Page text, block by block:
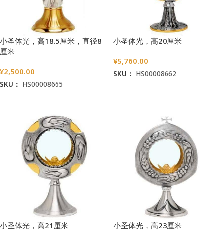
小圣体光，高18.5厘米，直径8
厘米
¥2,500.00
SKU： HS00008665
小圣体光，高20厘米
¥5,760.00
SKU： HS00008662
小圣体光，高21厘米 小圣体光，高23厘米